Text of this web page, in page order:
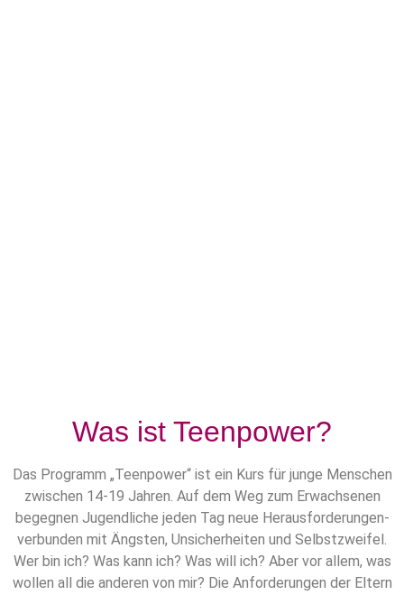
Was ist Teenpower?
Das Programm „Teenpower“ ist ein Kurs für junge Menschen
zwischen 14-19 Jahren. Auf dem Weg zum Erwachsenen
begegnen Jugendliche jeden Tag neue Herausforderungen-
verbunden mit Ängsten, Unsicherheiten und Selbstzweifel.
Wer bin ich? Was kann ich? Was will ich? Aber vor allem, was
wollen all die anderen von mir? Die Anforderungen der Eltern